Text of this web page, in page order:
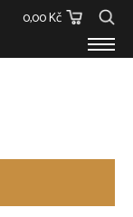
0,00 Kč
Spojovací materiál
Podstřešní fólie